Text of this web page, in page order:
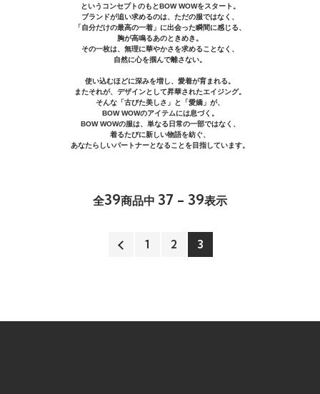
というコンセプトのもとBOW WOWをスタート。
ブランドが追い求めるのは、ただの服ではなく、
「自分だけの最高の一着」に出会った瞬間に感じる、
胸が高鳴るあのときめき。
その一枚は、無理に華やかさを求めることなく、
自然に心を掴んで離さない。
使い込むほどに深みを増し、愛着が育まれる。
またそれが、デザインとして昇華されたエイジング。
そんな「古びた美しさ」と「愛嬌」が、
BOW WOWのアイテムには息づく。
BOW WOWの服は、単なる日常の一部ではなく、
着るたびに新しい物語を紡ぐ、
あなたらしいパートナーとなることを目指しています。
全39商品中 37 - 39表示
1 2 3